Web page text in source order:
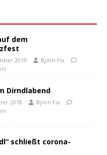
dem
2019
Björn Fix
Dirndlabend
2018
Björn Fix
schließt corona-